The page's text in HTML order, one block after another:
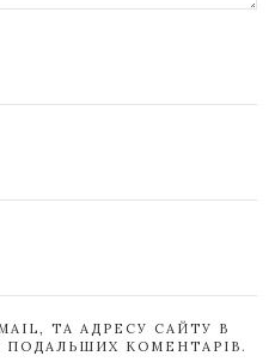
ТА АДРЕСУ САЙТУ В
ПОДАЛЬШИХ КОМЕНТАРІВ.